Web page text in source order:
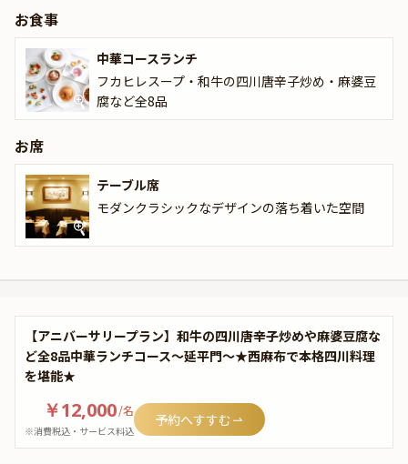
お食事
中華コースランチ
フカヒレスープ・和牛の四川唐辛子炒め・麻婆豆
腐など全8品
お席
テーブル席
モダンクラシックなデザインの落ち着いた空間
【アニバーサリープラン】和牛の四川唐辛子炒めや麻婆豆腐な
ど全8品中華ランチコース～延平門～★西麻布で本格四川料理
を堪能★
￥12,000/名
※消費税込・サービス料込
予約へすすむ